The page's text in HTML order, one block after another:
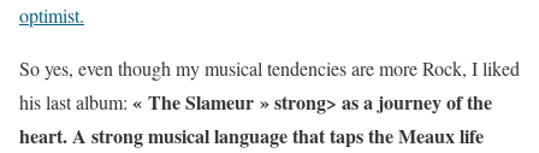
optimist.
So yes, even though my musical tendencies are more Rock, I liked
his last album: « The Slameur » strong> as a journey of the
heart. A strong musical language that taps the Meaux life